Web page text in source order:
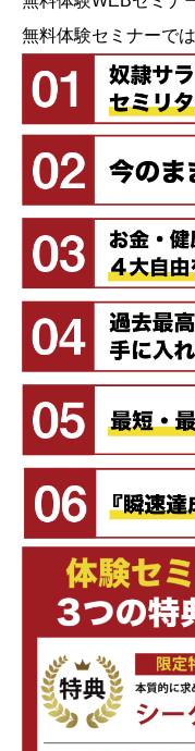
無料体験セミナーで